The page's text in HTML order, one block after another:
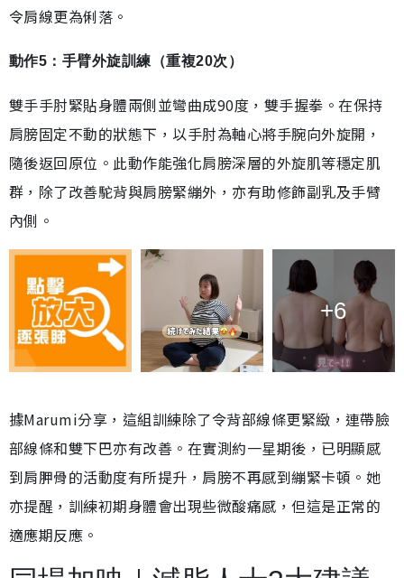
令肩線更為俐落。
動作5：手臂外旋訓練（重複20次）
雙手手肘緊貼身體兩側並彎曲成90度，雙手握拳。在保持
肩膀固定不動的狀態下，以手肘為軸心將手腕向外旋開，
隨後返回原位。此動作能強化肩膀深層的外旋肌等穩定肌
群，除了改善駝背與肩膀緊繃外，亦有助修飾副乳及手臂
內側。
+6
據Marumi分享，這組訓練除了令背部線條更緊緻，連帶臉
部線條和雙下巴亦有改善。在實測約一星期後，已明顯感
到肩胛骨的活動度有所提升，肩膀不再感到繃緊卡頓。她
亦提醒，訓練初期身體會出現些微酸痛感，但這是正常的
適應期反應。